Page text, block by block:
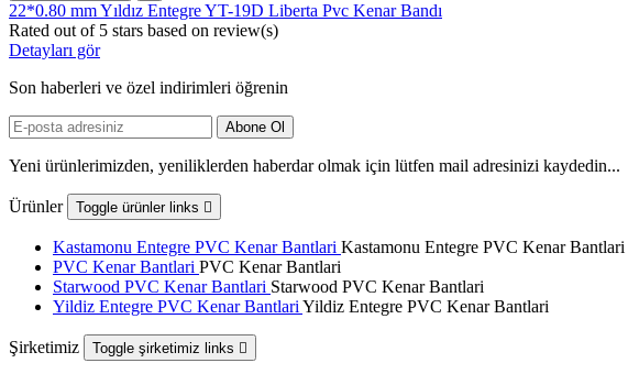
22*0.80 mm Yıldız Entegre YT-19D Liberta Pvc Kenar Bandı
Rated out of 5 stars based on review(s)
Detayları gör
Son haberleri ve özel indirimleri öğrenin
Yeni ürünlerimizden, yeniliklerden haberdar olmak için lütfen mail adresinizi kaydedin...
Ürünler Toggle ürünler links 
Kastamonu Entegre PVC Kenar Bantlari Kastamonu Entegre PVC Kenar Bantlari
PVC Kenar Bantlari PVC Kenar Bantlari
Starwood PVC Kenar Bantlari Starwood PVC Kenar Bantlari
Yildiz Entegre PVC Kenar Bantlari Yildiz Entegre PVC Kenar Bantlari
Şirketimiz Toggle şirketimiz links 